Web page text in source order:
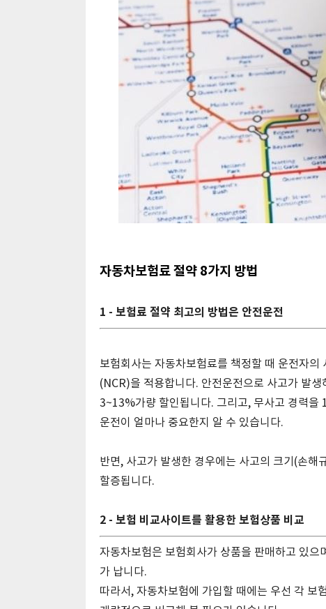
자동차보험료 절약 8가지 방법
1 - 보험료 절약 최고의 방법은 안전운전
보험회사는 자동차보험료를 책정할 때 운전자
(NCR)을 적용합니다. 안전운전으로 사고가 발
3~13%가량 할인됩니다. 그리고, 무사고 경력을
운전이 얼마나 중요한지 알 수 있습니다.
반면, 사고가 발생한 경우에는 사고의 크기(손
할증됩니다.
2 - 보험 비교사이트를 활용한 보험상품 비교
자동차보험은 보험회사가 상품을 판매하고 있으
가 납니다.
따라서, 자동차보험에 가입할 때에는 우선 각 보